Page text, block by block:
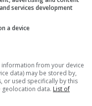
services development
a device
from your device
data) may be stored by,
or used specifically by this
geolocation data. List of